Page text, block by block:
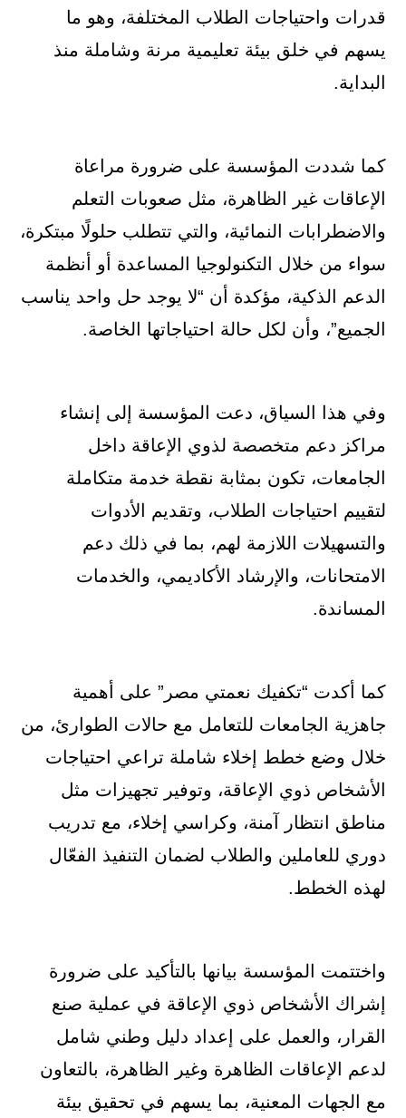
قدرات واحتياجات الطلاب المختلفة، وهو ما
يسهم في خلق بيئة تعليمية مرنة وشاملة منذ
البداية.
كما شددت المؤسسة على ضرورة مراعاة
الإعاقات غير الظاهرة، مثل صعوبات التعلم
والاضطرابات النمائية، والتي تتطلب حلولًا مبتكرة،
سواء من خلال التكنولوجيا المساعدة أو أنظمة
الدعم الذكية، مؤكدة أن “لا يوجد حل واحد يناسب
الجميع”، وأن لكل حالة احتياجاتها الخاصة.
وفي هذا السياق، دعت المؤسسة إلى إنشاء
مراكز دعم متخصصة لذوي الإعاقة داخل
الجامعات، تكون بمثابة نقطة خدمة متكاملة
لتقييم احتياجات الطلاب، وتقديم الأدوات
والتسهيلات اللازمة لهم، بما في ذلك دعم
الامتحانات، والإرشاد الأكاديمي، والخدمات
المساندة.
كما أكدت “تكفيك نعمتي مصر” على أهمية
جاهزية الجامعات للتعامل مع حالات الطوارئ، من
خلال وضع خطط إخلاء شاملة تراعي احتياجات
الأشخاص ذوي الإعاقة، وتوفير تجهيزات مثل
مناطق انتظار آمنة، وكراسي إخلاء، مع تدريب
دوري للعاملين والطلاب لضمان التنفيذ الفعّال
لهذه الخطط.
واختتمت المؤسسة بيانها بالتأكيد على ضرورة
إشراك الأشخاص ذوي الإعاقة في عملية صنع
القرار، والعمل على إعداد دليل وطني شامل
لدعم الإعاقات الظاهرة وغير الظاهرة، بالتعاون
مع الجهات المعنية، بما يسهم في تحقيق بيئة